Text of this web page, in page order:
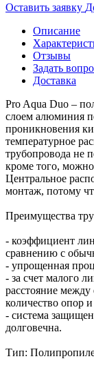
Оставить заявку
Описание
Отзывы
Задать
Доставка
Pro Aqua Duo –
слоем алюминия
проникновения
температурное
трубопровода не
кроме того,
Центральное
монтаж, потому
Преимущества
- коэффициент
сравнению с
- упрощенная
- за счет малого
расстояние
количество опор
- система
долговечна.
Тип: